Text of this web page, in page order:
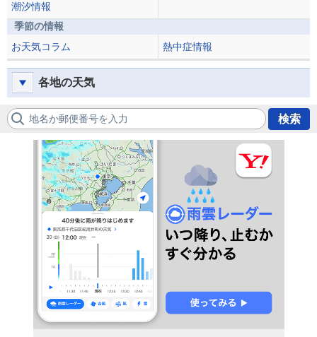
潮汐情報
季節の情報
お天気コラム
熱中症情報
各地の天気
地名か郵便番号を入力 検索